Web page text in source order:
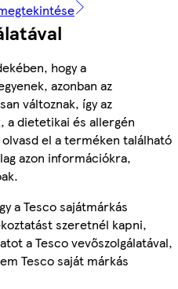
hogy a
azonban az
változnak, így az
a dietetikai és allergén
el a terméken található
azon információkra,
a Tesco sajátmárkás
szeretnél kapni,
a Tesco vevőszolgálatával,
Tesco saját márkás